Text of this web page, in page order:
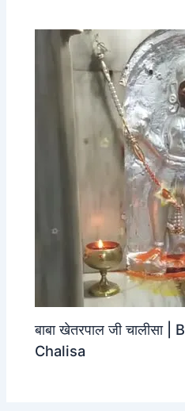
बाबा खेतरपाल जी चालीसा
Chalisa